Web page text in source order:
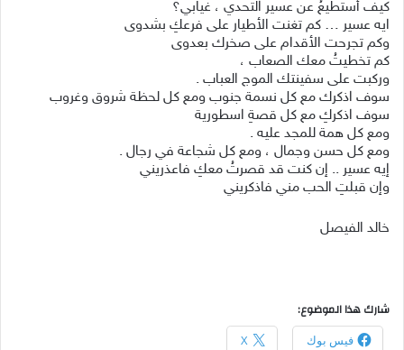
كيف أستطيعُ عن عسير التحدي ، غيابي؟
ايه عسير … كم تغنت الأطيار على فرعكِ بشدوى
وكم تجرحت الأقدام على صخرك بعدوى
كم تخطيتُ معك الصعاب ،
وركبت على سفينتك الموج العباب .
سوف اذكرك مع كل نسمة جنوب ومع كل لحظة شروق وغروب
سوف اذكركِ مع كل قصةِ اسطورية
ومع كل همة للمجد عليه .
ومع كل حسن وجمال ، ومع كل شجاعة في رجال .
إيه عسير .. إن كنت قد قصرتُ معكِ فاعذريني
وإن قبلتِ الحب مني فاذكريني
خالد الفيصل
شارك هذا الموضوع:
فيس بوك X